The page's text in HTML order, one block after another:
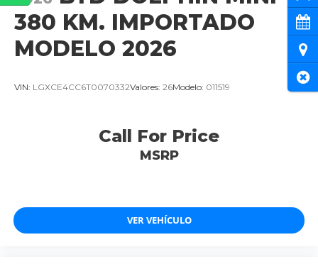
380 KM. IMPORTADO
MODELO 2026
VIN: LGXCE4CC6T0070332Valores: 26Modelo: 011519
Call For Price
MSRP
VER VEHÍCULO